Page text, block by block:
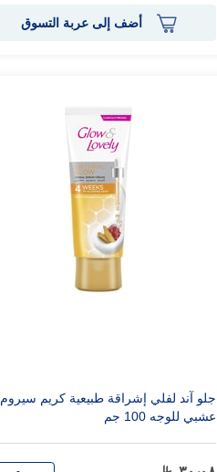
أضف إلى عربة التسوق
جلو آند لفلي إشراقة طبيعية كريم سيروم
عشبي للوجه 100 جم